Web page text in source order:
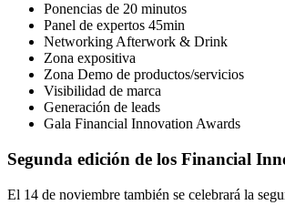
Ponencias de 20 minutos
Panel de expertos 45min
Networking Afterwork & Drink
Zona expositiva
Zona Demo de productos/servicios
Visibilidad de marca
Generación de leads
Gala Financial Innovation Awards
Segunda edición de los Financial
El 14 de noviembre también se celebrará la